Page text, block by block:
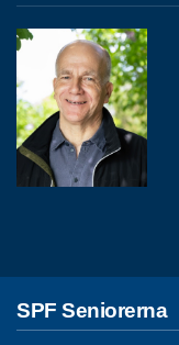
SPF Seniorerna